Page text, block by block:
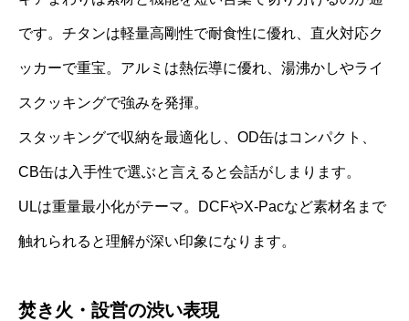
です。チタンは軽量高剛性で耐食性に優れ、直火対応ク
ッカーで重宝。アルミは熱伝導に優れ、湯沸かしやライ
スクッキングで強みを発揮。
スタッキングで収納を最適化し、OD缶はコンパクト、
CB缶は入手性で選ぶと言えると会話がしまります。
ULは重量最小化がテーマ。DCFやX-Pacなど素材名まで
触れられると理解が深い印象になります。
焚き火・設営の渋い表現